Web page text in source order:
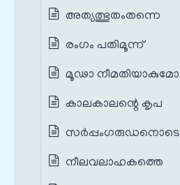
അത്യത്ഭുതംതന്നെ
രംഗം പതിമൂന്ന്
മൂഢാ നീമതിയാകുമോ
കാലകാലന്റെ കൃപ
സർപ്പംഗരുഡനൊടെ
നീലവലാഹകത്തെ